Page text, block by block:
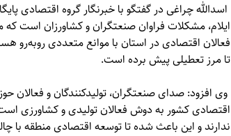
اسدالله چراغی در گفتگو با خبرنگار گروه اقتصادی
ایلام، مشکلات فراوان صنعتگران و کشاورزان است
فعالان اقتصادی در استان با موانع متعددی روبه‌رو
تا مرز تعطیلی پیش برده است.
وی افزود: صدای صنعتگران، تولیدکنندگان و فعالان
اقتصادی کشور به دوش فعالان تولیدی و کشاورزی
ندارند و این باعث شده تا توسعه اقتصادی منطقه با